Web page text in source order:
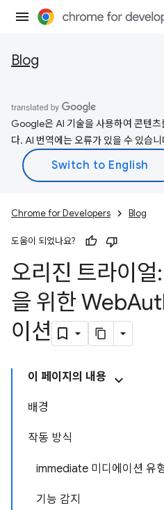
Blog
Google은 AI 기술을 사용하여 콘텐츠
다. AI 번역에는 오류가 있을 수 있습니
Chrome for Developers Blog
도움이 되었나요?
오리진 트라이
을 위한 Web
이션
이 페이지의 내용
배경
작동 방식
immediate 미디에이션 유
기능 감지